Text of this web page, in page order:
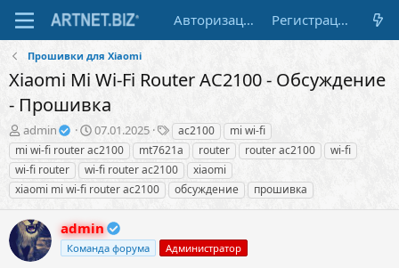
Авторизация Регистрация
Прошивки для Xiaomi
Xiaomi Mi Wi-Fi Router AC2100 - Обсуждение
- Прошивка
А
в
т
о
р
т
е
м
ы
admin
Д
а
т
а
н
а
ч
а
л
07.01.2025
Т
е
г
и
ac2100
mi wi-fi
mi wi-fi router ac2100
mt7621a router router ac2100
wi-fi
wi-fi router
wi-fi router ac2100
xiaomi
xiaomi mi wi-fi router ac2100
обсуждение прошивка
admin
Команда форума Администратор